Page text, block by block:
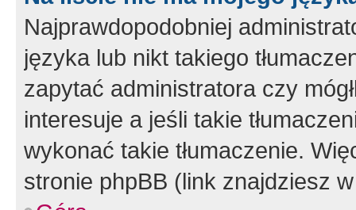
Najprawdopodobniej
języka lub nikt takiego
zapytać administratora czy
interesuje a jeśli takie
wykonać takie tłumaczenie.
stronie phpBB (link znajdziesz